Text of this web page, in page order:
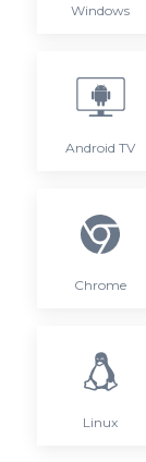
Windows
Android TV
Chrome
Linux